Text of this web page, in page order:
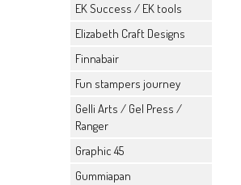
EK Success / EK tools
Elizabeth Craft Designs
Finnabair
Fun stampers journey
Gelli Arts / Gel Press /
Ranger
Graphic 45
Gummiapan